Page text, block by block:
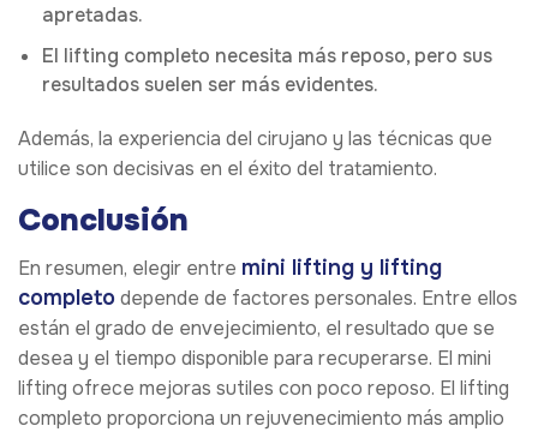
apretadas.
El lifting completo necesita más reposo, pero sus
resultados suelen ser más evidentes.
Además, la experiencia del cirujano y las técnicas que
utilice son decisivas en el éxito del tratamiento.
Conclusión
En resumen, elegir entre mini lifting y lifting
completodepende de factores personales. Entre ellos
están el grado de envejecimiento, el resultado que se
desea y el tiempo disponible para recuperarse. El mini
lifting ofrece mejoras sutiles con poco reposo. El lifting
completo proporciona un rejuvenecimiento más amplio